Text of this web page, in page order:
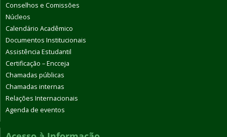
Conselhos e Comissões
Núcleos
Calendário Acadêmico
Documentos Institucionais
Assistência Estudantil
Certificação – Encceja
Chamadas públicas
Chamadas internas
Relações Internacionais
Agenda de eventos